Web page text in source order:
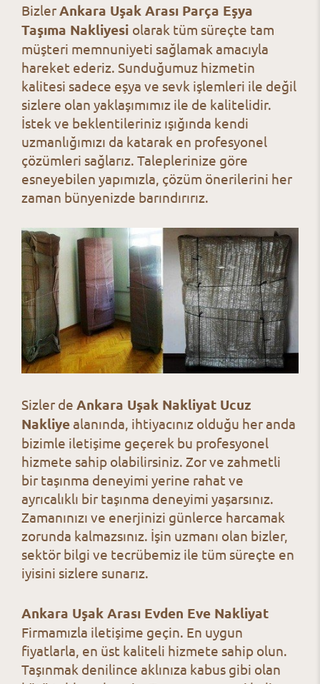
BizlerAnkara Uşak Arası Parça Eşya
Taşıma Nakliyesi olarak tüm süreçte tam
müşteri memnuniyeti sağlamak amacıyla
hareket ederiz. Sunduğumuz hizmetin
kalitesi sadece eşya ve sevk işlemleri ile değil
sizlere olan yaklaşımımız ile de kalitelidir.
İstek ve beklentileriniz ışığında kendi
uzmanlığımızı da katarak en profesyonel
çözümleri sağlarız. Taleplerinize göre
esneyebilen yapımızla, çözüm önerilerini her
zaman bünyenizde barındırırız.
Sizler de Ankara Uşak Nakliyat Ucuz
Nakliyealanında, ihtiyacınız olduğu her anda
bizimle iletişime geçerek bu profesyonel
hizmete sahip olabilirsiniz. Zor ve zahmetli
bir taşınma deneyimi yerine rahat ve
ayrıcalıklı bir taşınma deneyimi yaşarsınız.
Zamanınızı ve enerjinizi günlerce harcamak
zorunda kalmazsınız. İşin uzmanı olan bizler,
sektör bilgi ve tecrübemiz ile tüm süreçte en
iyisini sizlere sunarız.
Ankara Uşak Arası Evden Eve Nakliyat
Firmamızla iletişime geçin. En uygun
fiyatlarla, en üst kaliteli hizmete sahip olun.
Taşınmak denilince aklınıza kabus gibi olan